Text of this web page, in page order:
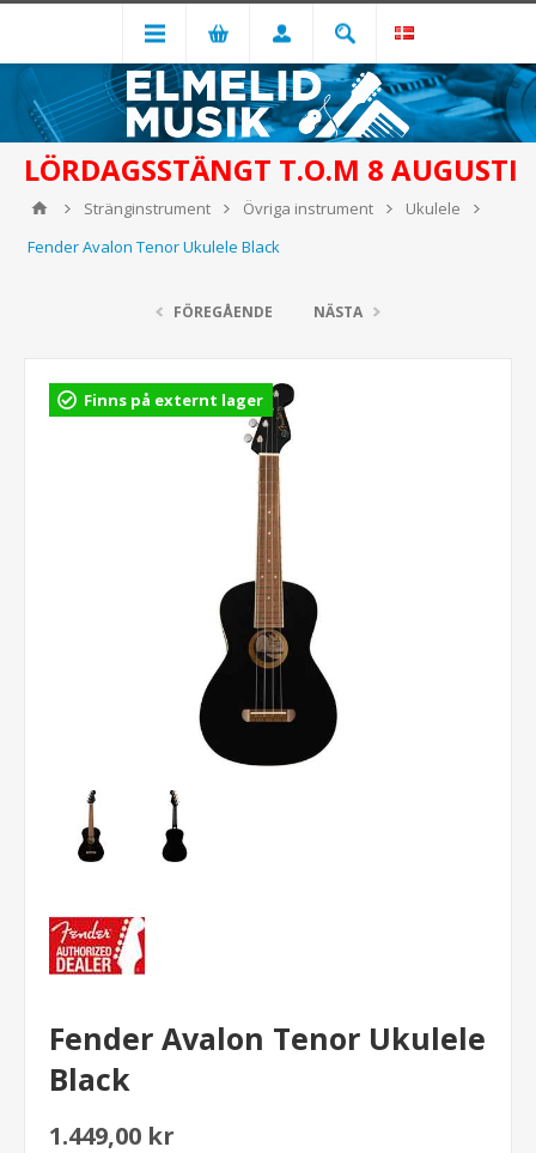
LÖRDAGSSTÄNGT T.O.M 8 AUGUSTI
Stränginstrument Övriga instrument
Ukulele
Fender Avalon Tenor Ukulele Black
FÖREGÅENDE NÄSTA
Finns på externt lager
Fender Avalon Tenor Ukulele
Black
1.449,00 kr